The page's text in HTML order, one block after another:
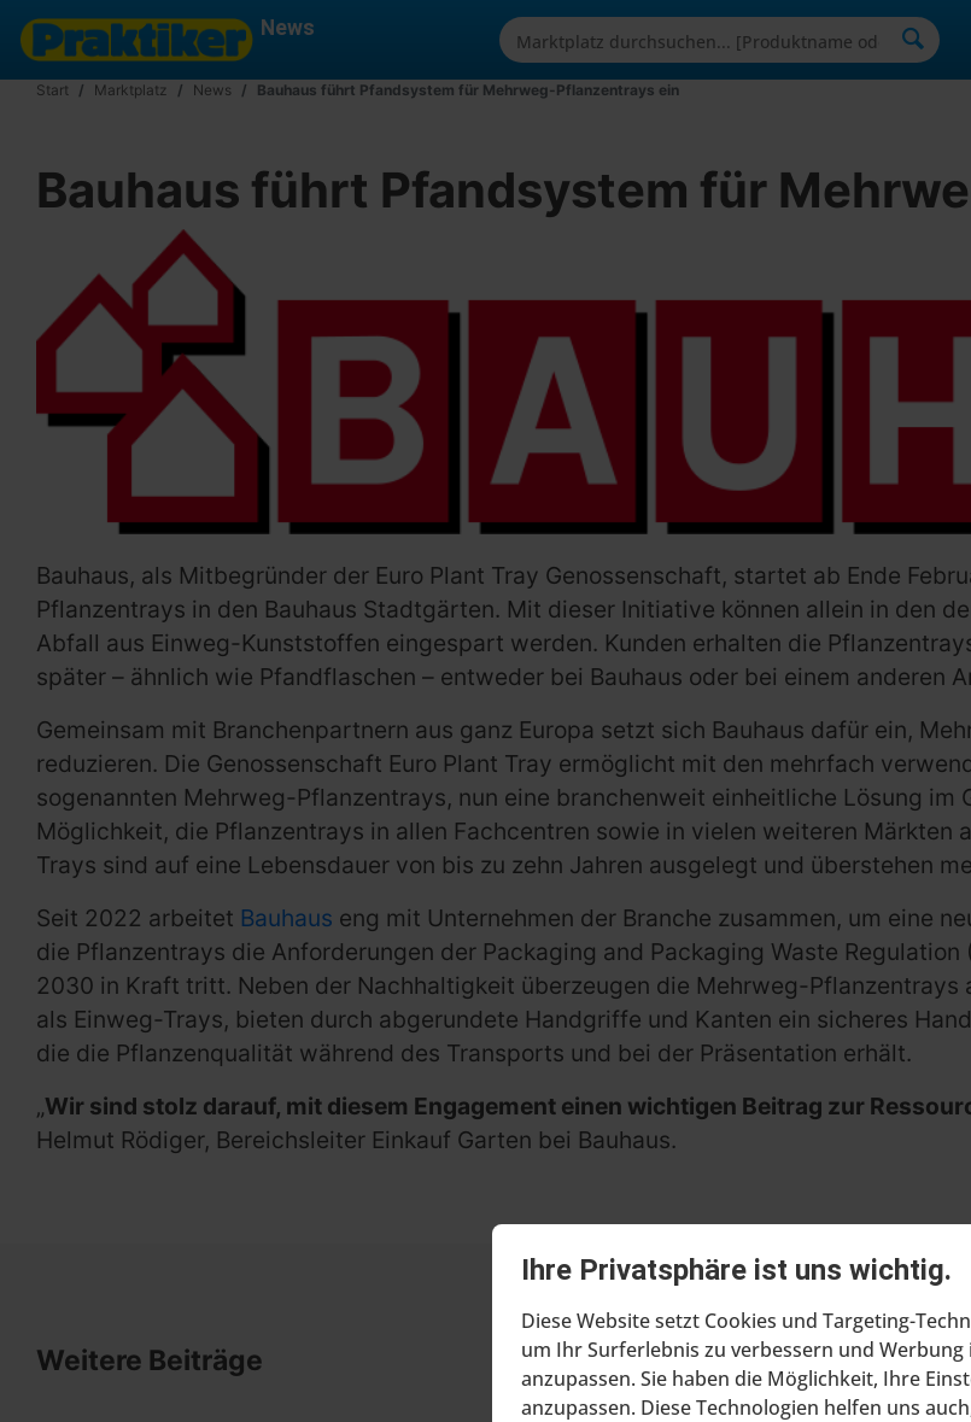
Ihre Privatsphäre ist uns wichtig.
Diese Website setzt Cookies und Targeting-
um Ihr Surferlebnis zu verbessern und Werbung
anzupassen. Sie haben die Möglichkeit, Ihre
anzupassen. Diese Technologien helfen uns
News
Start Marktplatz News Bauhaus führt Pfandsystem für Mehrweg-Pflanzentrays ein
Bauhaus führt Pfandsystem für
Bauhaus, als Mitbegründer der Euro Plant Tray Genossenschaft, startet ab Ende
Pflanzentrays in den Bauhaus Stadtgärten. Mit dieser Initiative können allein in den
Abfall aus Einweg-Kunststoffen eingespart werden. Kunden erhalten die
später – ähnlich wie Pfandflaschen – entweder bei Bauhaus oder bei einem
Gemeinsam mit Branchenpartnern aus ganz Europa setzt sich Bauhaus dafür ein,
reduzieren. Die Genossenschaft Euro Plant Tray ermöglicht mit den mehrfach
sogenannten Mehrweg-Pflanzentrays, nun eine branchenweit einheitliche Lösung im
Möglichkeit, die Pflanzentrays in allen Fachcentren sowie in vielen weiteren Märkten
Trays sind auf eine Lebensdauer von bis zu zehn Jahren ausgelegt und überstehen
Seit 2022 arbeitet Bauhaus eng mit Unternehmen der Branche zusammen, um eine
die Pflanzentrays die Anforderungen der Packaging and Packaging Waste
2030 in Kraft tritt. Neben der Nachhaltigkeit überzeugen die Mehrweg-
als Einweg-Trays, bieten durch abgerundete Handgriffe und Kanten ein sicheres
die die Pflanzenqualität während des Transports und bei der Präsentation erhält.
„Wir sind stolz darauf, mit diesem Engagement einen wichtigen Beitrag zur
Helmut Rödiger, Bereichsleiter Einkauf Garten bei Bauhaus.
Weitere Beiträge